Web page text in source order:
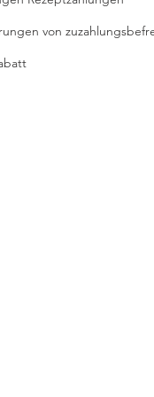
von